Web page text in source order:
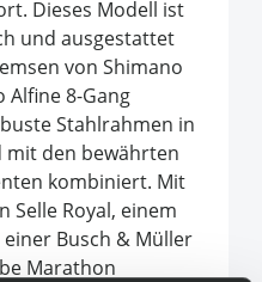
Dieses Modell ist
und ausgestattet
von Shimano
Alfine 8-Gang
Stahlrahmen in
den bewährten
kombiniert. Mit
Selle Royal, einem
Busch & Müller
Marathon